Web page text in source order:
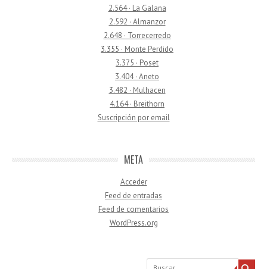
2.564 · La Galana
2.592 · Almanzor
2.648 · Torrecerredo
3.355 · Monte Perdido
3.375 · Poset
3.404 · Aneto
3.482 · Mulhacen
4.164 · Breithorn
Suscripción por email
META
Acceder
Feed de entradas
Feed de comentarios
WordPress.org
Buscar